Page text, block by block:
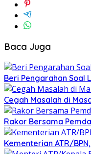
Baca Juga
Beri Pengarahan Soal
Cegah Masalah di
Rakor Bersama
Kementerian ATR/